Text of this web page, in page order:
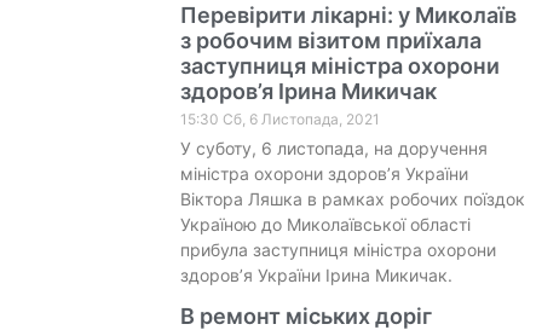
Перевірити лікарні: у Миколаїв
з робочим візитом приїхала
заступниця міністра охорони
здоров’я Ірина Микичак
15:30 Сб, 6 Листопада, 2021
У суботу, 6 листопада, на доручення
міністра охорони здоров’я України
Віктора Ляшка в рамках робочих поїздок
Україною до Миколаївської області
прибула заступниця міністра охорони
здоров’я України Ірина Микичак.
В ремонт міських доріг